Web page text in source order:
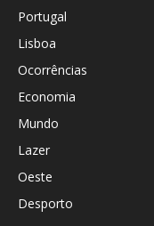
Portugal
Lisboa
Ocorrências
Economia
Mundo
Lazer
Oeste
Desporto